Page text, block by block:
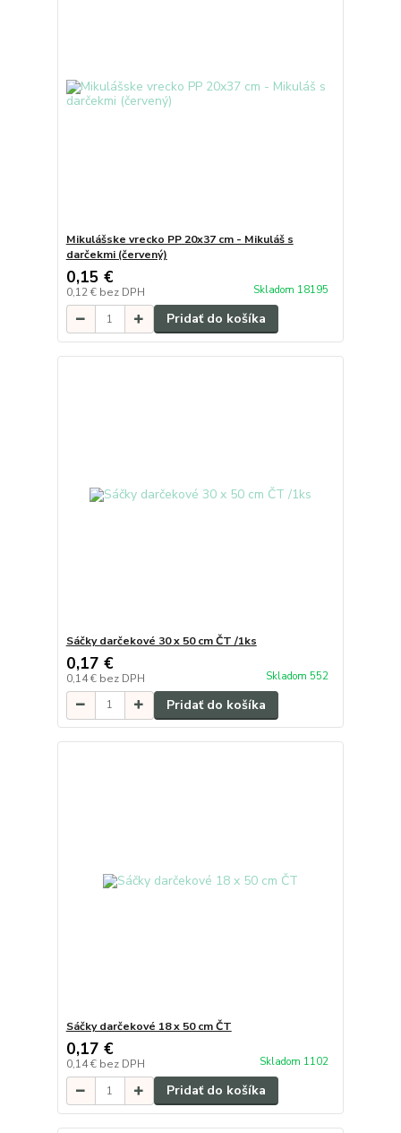
Mikulášske vrecko PP 20x37 cm - Mikuláš s
darčekmi (červený)
0,15 €
0,12 € bez DPH Skladom 18195
Pridať do košíka
Sáčky darčekové 30 x 50 cm ČT /1ks
0,17 €
0,14 € bez DPH Skladom 552
Pridať do košíka
Sáčky darčekové 18 x 50 cm ČT
0,17 €
0,14 € bez DPH Skladom 1102
Pridať do košíka